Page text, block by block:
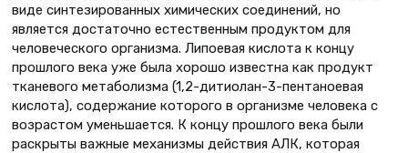
виде синтезированных химических соединений, но
является достаточно естественным продуктом для
человеческого организма. Липоевая кислота к концу
прошлого века уже была хорошо известна как продукт
тканевого метаболизма (1,2-дитиолан-3-пентаноевая
кислота), содержание которого в организме человека с
возрастом уменьшается. К концу прошлого века были
раскрыты важные механизмы действия АЛК, которая